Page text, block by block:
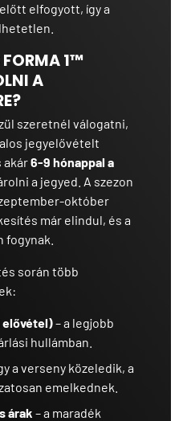
elfogyott, így a
FORMA 1™
A
szeretnél válogatni,
jegyelővételt
akár6-9 hónappal a
a jegyed. A szezon
október
már elindul, és a
fogynak.
során több
elővétel)– a legjobb
hullámban.
a verseny közeledik, a
emelkednek.
árak – a maradék